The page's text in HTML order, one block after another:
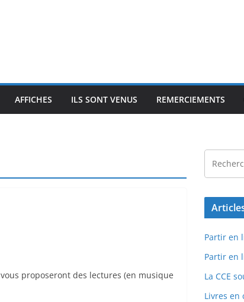
AFFICHES ILS SONT VENUS REMERCIEMENTS
proposeront des lectures (en musique
Partir en
Partir en
La CCE
Livres en